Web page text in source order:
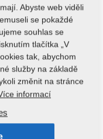
stroje:
TRIOLENT
Abyste web viděli
se pokaždé
souhlas se
tlačítka „V
tak, abychom
služby na základě
změnit na stránce
informací